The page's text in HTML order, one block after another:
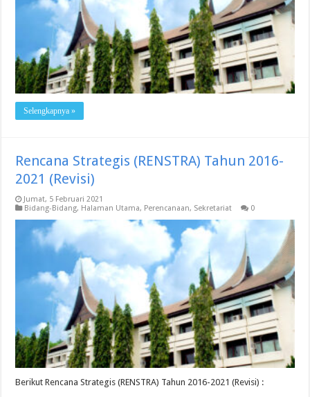
Selengkapnya »
Rencana Strategis (RENSTRA) Tahun 2016-
2021 (Revisi)
Jumat, 5 Februari 2021
Bidang-Bidang, Halaman Utama, Perencanaan, Sekretariat 0
Berikut Rencana Strategis (RENSTRA) Tahun 2016-2021 (Revisi) :